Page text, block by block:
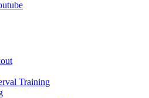
Training